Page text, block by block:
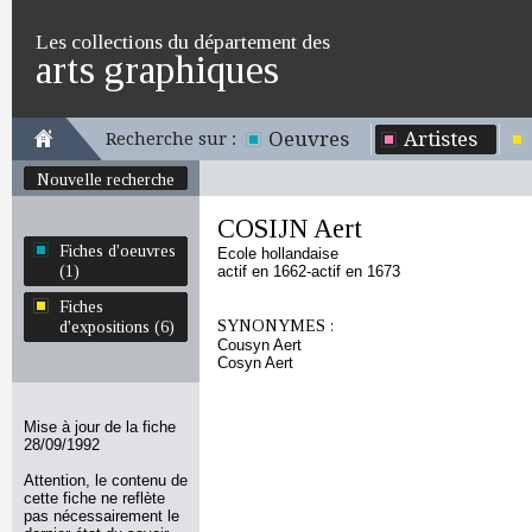
Les collections du département des
arts graphiques
Recherche sur : Oeuvres Artistes
Nouvelle recherche
Fiches d'oeuvres
(1)
Fiches
d'expositions (6)
Mise à jour de la fiche
28/09/1992
Attention, le contenu de
cette fiche ne reflète
pas nécessairement le
COSIJN Aert
Ecole hollandaise
actif en 1662-actif en 1673
SYNONYMES :
Cousyn Aert
Cosyn Aert